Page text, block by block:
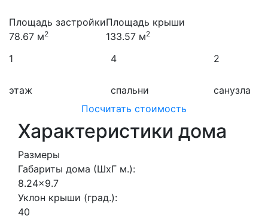
Площадь застройки
78.67 м2
Площадь крыши
133.57 м2
1
этаж
4
спальни
2
санузла
Посчитать стоимость
Характеристики дома
Размеры
Габариты дома (ШхГ м.):
8.24x9.7
Уклон крыши (град.):
40